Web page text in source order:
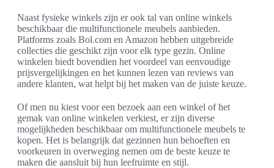
Naast fysieke winkels zijn er ook tal van online winkels
beschikbaar die multifunctionele meubels aanbieden.
Platforms zoals Bol.com en Amazon hebben uitgebreide
collecties die geschikt zijn voor elk type gezin. Online
winkelen biedt bovendien het voordeel van eenvoudige
prijsvergelijkingen en het kunnen lezen van reviews van
andere klanten, wat helpt bij het maken van de juiste keuze.
Of men nu kiest voor een bezoek aan een winkel of het
gemak van online winkelen verkiest, er zijn diverse
mogelijkheden beschikbaar om multifunctionele meubels te
kopen. Het is belangrijk dat gezinnen hun behoeften en
voorkeuren in overweging nemen om de beste keuze te
maken die aansluit bij hun leefruimte en stijl.